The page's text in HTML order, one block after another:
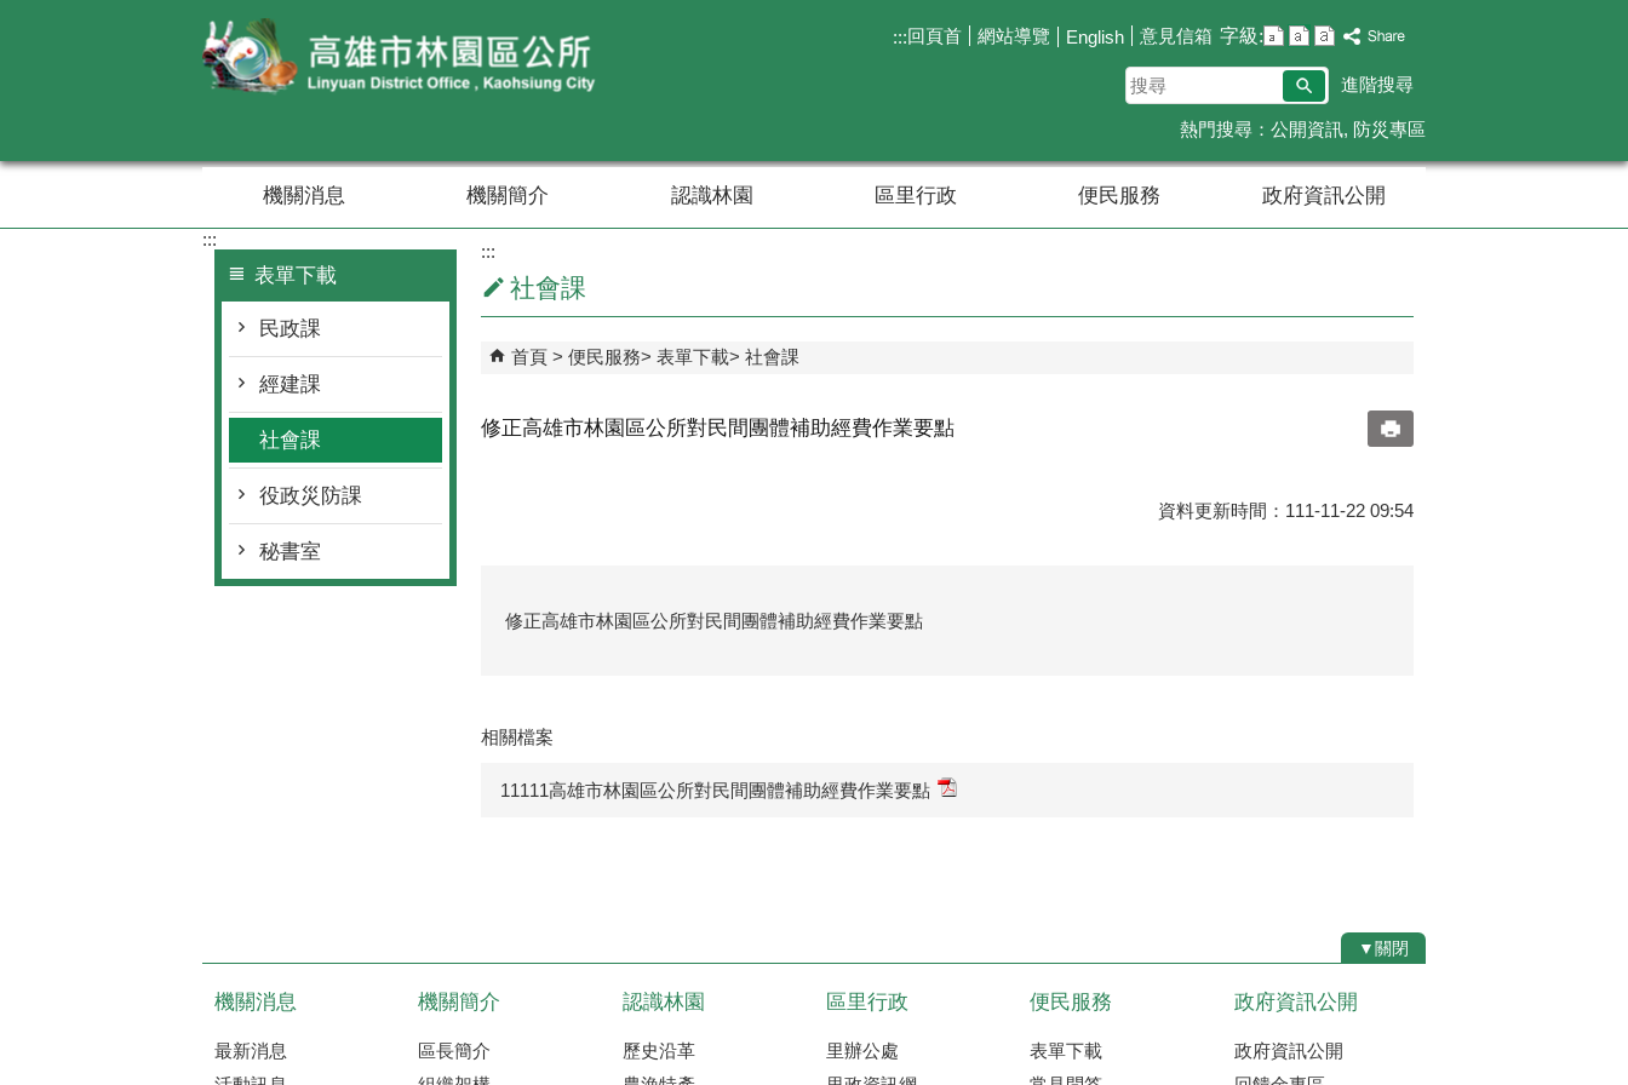
:::回頁首 網站導覽 English 意見信箱 字級:
搜
尋
進階搜尋
熱門搜尋： 公開資訊 防災專區
機關消息 機關簡介 認識林園 區里行政 便民服務 政府資訊公開
:::
表單下載
民政課
經建課
社會課
役政災防課
秘書室
:::
社會課
首頁 便民服務 表單下載 社會課
修正高雄市林園區公所對民間團體補助經費作業要點
資料更新時間：111-11-22 09:54
修正高雄市林園區公所對民間團體補助經費作業要點
相關檔案
11111高雄市林園區公所對民間團體補助經費作業要點
▼關閉
機關消息
最新消息
機關簡介
區長簡介
認識林園
歷史沿革
區里行政
里辦公處
便民服務
表單下載
政府資訊公開
政府資訊公開